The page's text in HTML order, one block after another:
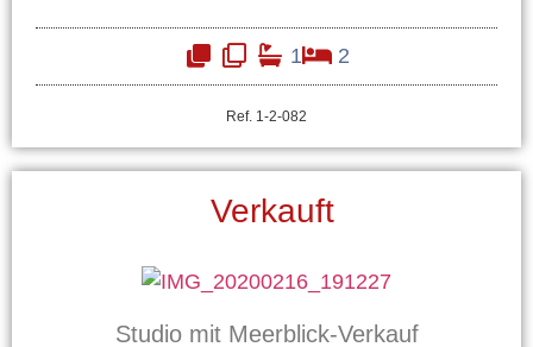
1 2
Ref. 1-2-082
Verkauft
Studio mit Meerblick-Verkauf